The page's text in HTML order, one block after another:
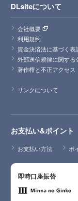
DLsiteについて
会社概要
利用規約
資金決済法に基づく表
外部送信規律に関する
著作権と不正アクセス
リンクについて
お支払い&ポイント
お支払い方法 ポ
即時口座振替